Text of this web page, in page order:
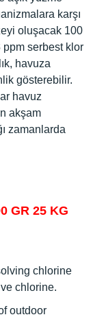
karşı
oluşacak 100
ppm serbest klor
havuza
gösterebilir.
havuz
akşam
zamanlarda
GR 25 KG
chlorine
chlorine.
outdoor